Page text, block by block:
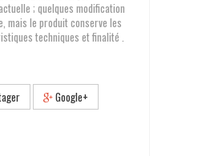
; quelques modification
mais le produit conserve les
techniques et finalité .
Google+